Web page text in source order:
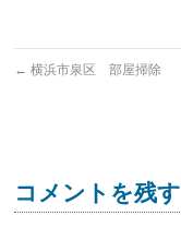
← 横浜市泉区 部屋掃除
コメントを残す